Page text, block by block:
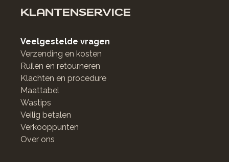
KLANTENSERVICE
Veelgestelde vragen
Verzending en kosten
Ruilen en retourneren
Klachten en procedure
Maattabel
Wastips
Veilig betalen
Verkooppunten
Over ons